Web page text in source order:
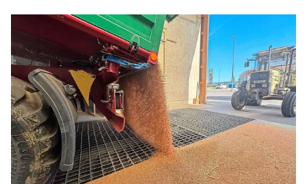
Reto Ryser, wo die Chancen liegen und wie das
Programm Bauern, Umwelt und Markt gleichzeitig
bedienen soll.